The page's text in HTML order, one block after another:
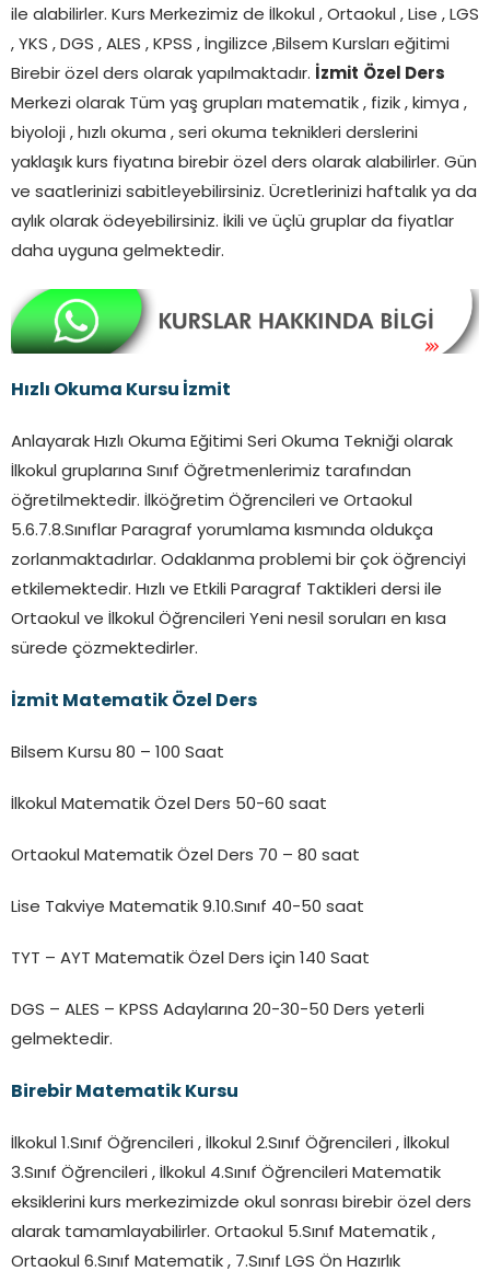
ile alabilirler. Kurs Merkezimiz de İlkokul , Ortaokul , Lise , LGS
, YKS , DGS , ALES , KPSS , İngilizce ,Bilsem Kursları eğitimi
Birebir özel ders olarak yapılmaktadır.
İzmit Özel Ders
Merkezi olarak Tüm yaş grupları matematik , fizik , kimya ,
biyoloji , hızlı okuma , seri okuma teknikleri derslerini
yaklaşık kurs fiyatına birebir özel ders olarak alabilirler. Gün
ve saatlerinizi sabitleyebilirsiniz. Ücretlerinizi haftalık ya da
aylık olarak ödeyebilirsiniz. İkili ve üçlü gruplar da fiyatlar
daha uyguna gelmektedir.
Hızlı Okuma Kursu İzmit
Anlayarak Hızlı Okuma Eğitimi Seri Okuma Tekniği olarak
İlkokul gruplarına Sınıf Öğretmenlerimiz tarafından
öğretilmektedir. İlköğretim Öğrencileri ve Ortaokul
5.6.7.8.Sınıflar Paragraf yorumlama kısmında oldukça
zorlanmaktadırlar. Odaklanma problemi bir çok öğrenciyi
etkilemektedir. Hızlı ve Etkili Paragraf Taktikleri dersi ile
Ortaokul ve İlkokul Öğrencileri Yeni nesil soruları en kısa
sürede çözmektedirler.
İzmit Matematik Özel Ders
Bilsem Kursu 80 – 100 Saat
İlkokul Matematik Özel Ders 50-60 saat
Ortaokul Matematik Özel Ders 70 – 80 saat
Lise Takviye Matematik 9.10.Sınıf 40-50 saat
TYT – AYT Matematik Özel Ders için 140 Saat
DGS – ALES – KPSS Adaylarına 20-30-50 Ders yeterli
gelmektedir.
Birebir Matematik Kursu
İlkokul 1.Sınıf Öğrencileri , İlkokul 2.Sınıf Öğrencileri , İlkokul
3.Sınıf Öğrencileri , İlkokul 4.Sınıf Öğrencileri Matematik
eksiklerini kurs merkezimizde okul sonrası birebir özel ders
alarak tamamlayabilirler. Ortaokul 5.Sınıf Matematik ,
Ortaokul 6.Sınıf Matematik , 7.Sınıf LGS Ön Hazırlık